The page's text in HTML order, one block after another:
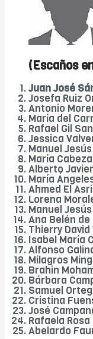
(Escaños
Juan José
Josefa Ruiz
Antonio
María del
Rafael Gil
Jessica
Manuel
María
Alberto
María
Ahmed El
Lorena
Manuel
Ana Belén
Thierry
Isabel María
Alfonso
Milagros
Brahin
Bárbara
Samuel
Cristina
José
Rafaela
Abelardo